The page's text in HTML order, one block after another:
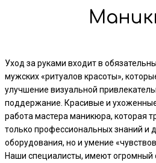
Уход за руками входит в
мужских «ритуалов красоты»,
улучшение визуальной
поддержание. Красивые и
работа мастера маникюра, которая
только профессиональных знаний и
оборудования, но и умение
Наши специалисты, имеют огромный